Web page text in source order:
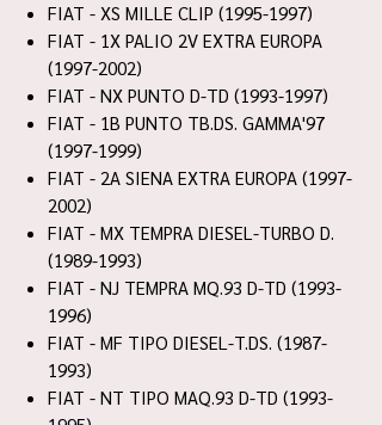
FIAT - XS MILLE CLIP (1995-1997)
FIAT - 1X PALIO 2V EXTRA EUROPA
(1997-2002)
FIAT - NX PUNTO D-TD (1993-1997)
FIAT - 1B PUNTO TB.DS. GAMMA'97
(1997-1999)
FIAT - 2A SIENA EXTRA EUROPA (1997-
2002)
FIAT - MX TEMPRA DIESEL-TURBO D.
(1989-1993)
FIAT - NJ TEMPRA MQ.93 D-TD (1993-
1996)
FIAT - MF TIPO DIESEL-T.DS. (1987-
1993)
FIAT - NT TIPO MAQ.93 D-TD (1993-